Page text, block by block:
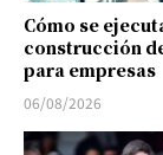
Cómo se
construcción
para empresas
06/08/2026